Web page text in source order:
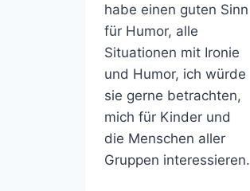
habe einen guten Sinn
für Humor, alle
Situationen mit Ironie
und Humor, ich würde
sie gerne betrachten,
mich für Kinder und
die Menschen aller
Gruppen interessieren.